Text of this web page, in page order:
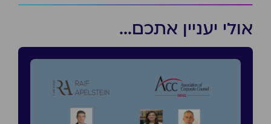
אולי יעניין אתכם...